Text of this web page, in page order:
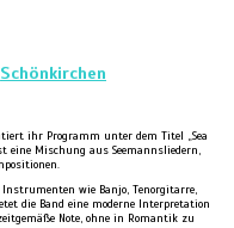
Schönkirchen
ihr Programm unter dem Titel „Sea
eine Mischung aus Seemannsliedern,
wie Banjo, Tenorgitarre,
die Band eine moderne Interpretation
Note, ohne in Romantik zu